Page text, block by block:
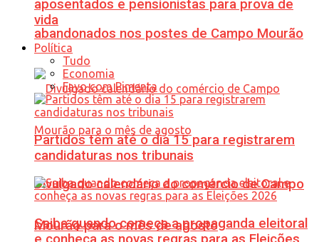
abandonados nos postes de Campo Mourão
Divulgado calendário do comércio de Campo
Mourão para o mês de agosto
aposentados e pensionistas para prova de
vida
Política
Tudo
Economia
Favo com Pimenta
Partidos têm até o dia 15 para registrarem
candidaturas nos tribunais
Saiba quando começa a propaganda eleitoral